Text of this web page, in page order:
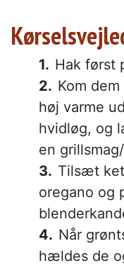
Hak først
Kom
høj varme
hvidløg, og
en
Tilsæt
oregano og
Når
hældes de